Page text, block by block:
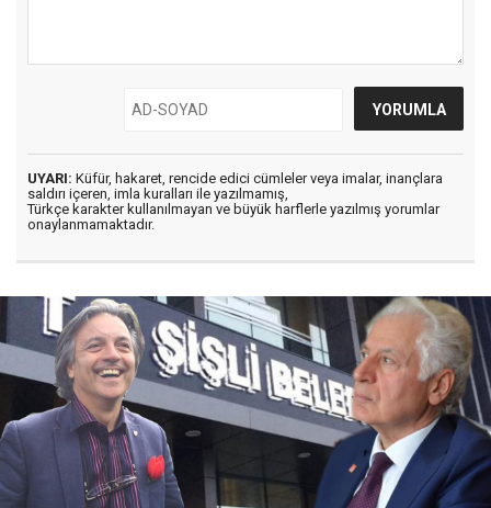
UYARI: Küfür, hakaret, rencide edici cümleler veya imalar, inançlara
saldırı içeren, imla kuralları ile yazılmamış,
Türkçe karakter kullanılmayan ve büyük harflerle yazılmış yorumlar
onaylanmamaktadır.